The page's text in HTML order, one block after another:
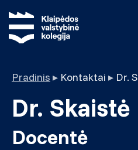
Pradinis ▸ Kontaktai ▸ Dr.
Dr.
Docentė